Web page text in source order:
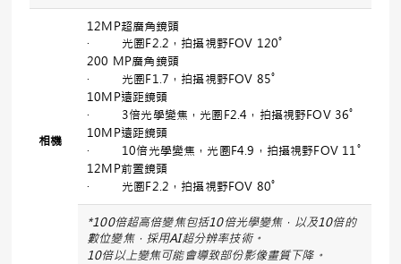
相機
12MP超廣角鏡頭
· 光圈F2.2，拍攝視野FOV 120˚
200 MP廣角鏡頭
· 光圈F1.7，拍攝視野FOV 85˚
10MP遠距鏡頭
· 3倍光學變焦，光圈F2.4，拍攝視野FOV 36˚
10MP遠距鏡頭
· 10倍光學變焦，光圈F4.9，拍攝視野FOV 11˚
12MP前置鏡頭
· 光圈F2.2，拍攝視野FOV 80˚
*100倍超高倍變焦包括10倍光學變焦，以及10倍的
數位變焦，採用AI超分辨率技術。
10倍以上變焦可能會導致部份影像畫質下降。